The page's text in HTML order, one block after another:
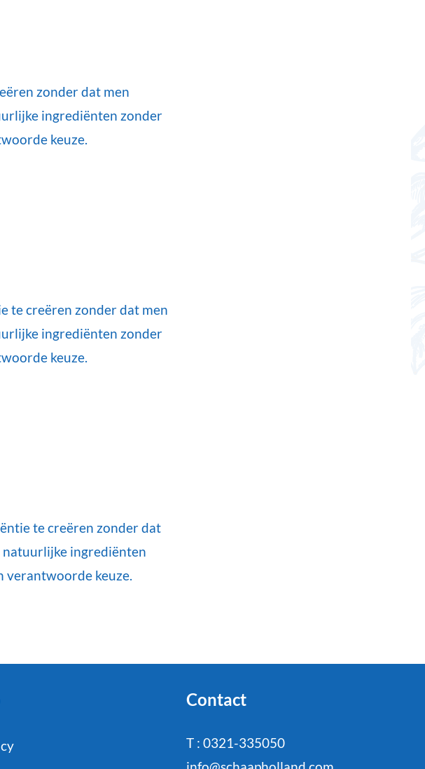
zonder dat men
ingrediënten zonder
keuze.
te creëren zonder dat men
ingrediënten zonder
keuze.
te creëren zonder dat
natuurlijke ingrediënten
verantwoorde keuze.
Contact
T : 0321-335050